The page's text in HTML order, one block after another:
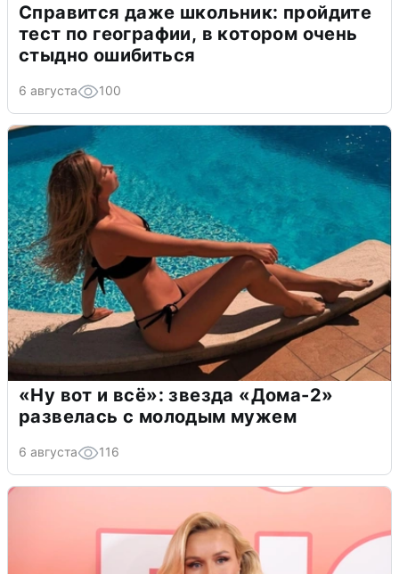
Справится даже школьник: пройдите
тест по географии, в котором очень
стыдно ошибиться
6 августа 100
«Ну вот и всё»: звезда «Дома-2»
развелась с молодым мужем
6 августа 116